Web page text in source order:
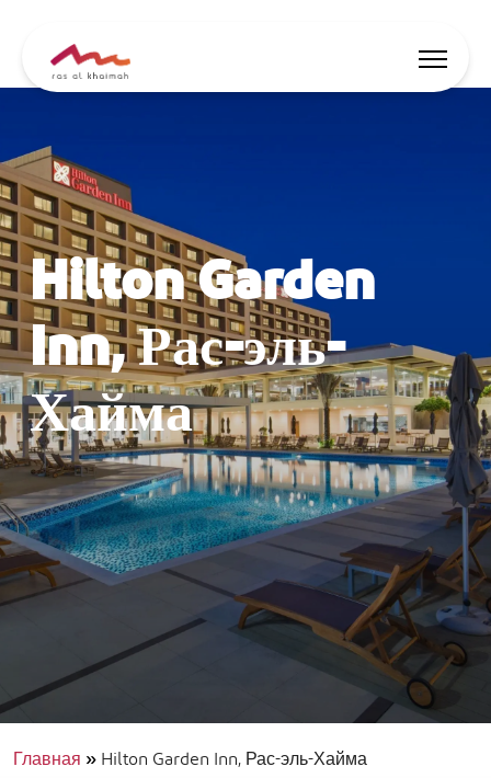
Вдохновись
Где остановиться
Чем заняться
Спланируй тур
🇷🇺 RU События Поиск
Hilton Garden
Inn, Рас-эль-
Хайма
Главная»Hilton Garden Inn, Рас-эль-Хайма